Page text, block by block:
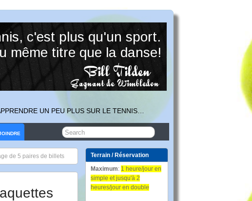
UN PEU PLUS SUR LE TENNIS…
de 5 paires de billets
Terrain / Réservation
Maximum: 1 heure/jour en
simple et jusqu'à 2
heures/jour en double